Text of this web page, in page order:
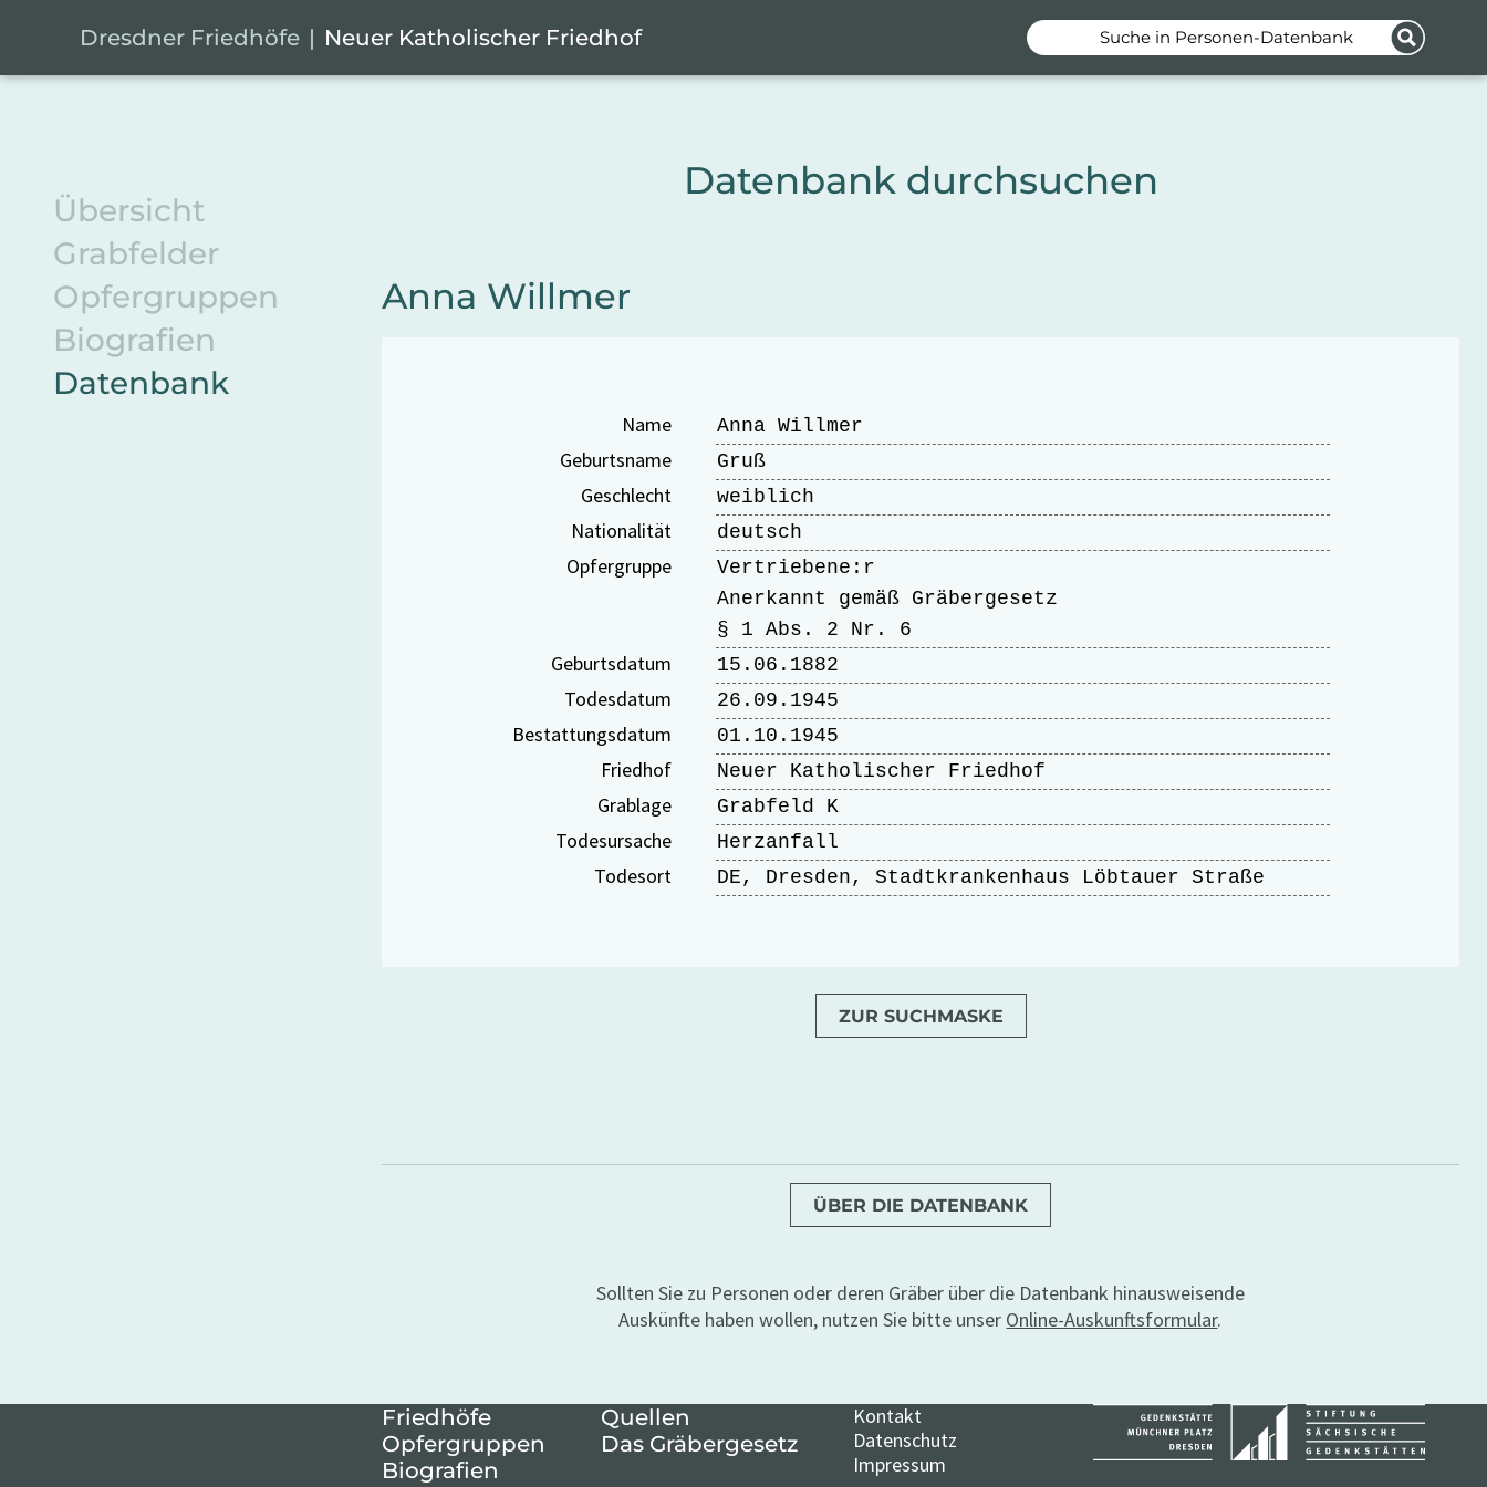
Dresdner Friedhöfe Neuer Katholischer Friedhof Suche in Personen-Datenbank
Übersicht
Grabfelder
Opfergruppen
Biografien
Datenbank
Datenbank durchsuchen
Anna Willmer
Name Anna Willmer
Geburtsname Gruß
Geschlecht weiblich
Nationalität deutsch
Opfergruppe
Vertriebene:r
Anerkannt gemäß Gräbergesetz
§ 1 Abs. 2 Nr. 6
Geburtsdatum 15.06.1882
Todesdatum 26.09.1945
Bestattungsdatum 01.10.1945
Friedhof Neuer Katholischer Friedhof
Grablage Grabfeld K
Todesursache Herzanfall
Todesort DE, Dresden, Stadtkrankenhaus Löbtauer Straße
ZUR SUCHMASKE
ÜBER DIE DATENBANK
Sollten Sie zu Personen oder deren Gräber über die Datenbank hinausweisende
Auskünfte haben wollen, nutzen Sie bitte unser Online-Auskunftsformular.
Friedhöfe
Opfergruppen
Biografien
Quellen
Das Gräbergesetz
Kontakt
Datenschutz
Impressum